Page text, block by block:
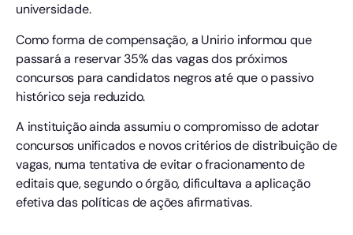
universidade.
Como forma de compensação, a Unirio informou que
passará a reservar 35% das vagas dos próximos
concursos para candidatos negros até que o passivo
histórico seja reduzido.
A instituição ainda assumiu o compromisso de adotar
concursos unificados e novos critérios de distribuição de
vagas, numa tentativa de evitar o fracionamento de
editais que, segundo o órgão, dificultava a aplicação
efetiva das políticas de ações afirmativas.